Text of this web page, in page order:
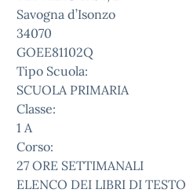
Savogna d’Isonzo
34070
GOEE81102Q
Tipo Scuola:
SCUOLA PRIMARIA
Classe:
1 A
Corso:
27 ORE SETTIMANALI
ELENCO DEI LIBRI DI TESTO